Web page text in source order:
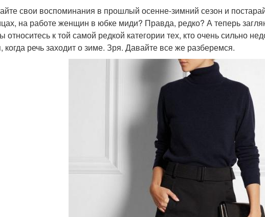
свои воспоминания в прошлый осенне-зимний сезон и
на работе женщин в юбке миди? Правда, редко? А теперь
относитесь к той самой редкой категории тех, кто очень сильно
когда речь заходит о зиме. Зря. Давайте все же разберемся.